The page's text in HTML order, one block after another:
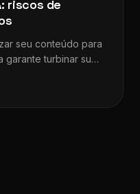
riscos de
seu conteúdo para
garante turbinar sua